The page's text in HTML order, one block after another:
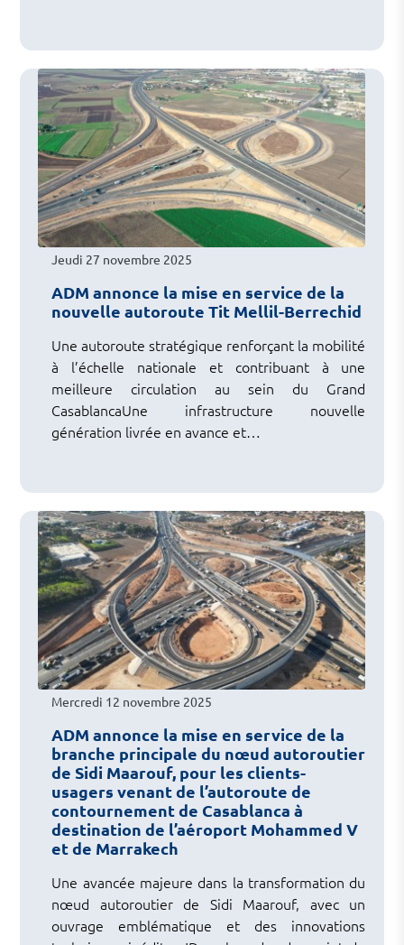
Jeudi 27 novembre 2025
ADM annonce la mise en service de la
nouvelle autoroute Tit Mellil-Berrechid
Une autoroute stratégique renforçant la mobilité
à l’échelle nationale et contribuant à une
meilleure circulation au sein du Grand
CasablancaUne infrastructure nouvelle
génération livrée en avance et…
Mercredi 12 novembre 2025
ADM annonce la mise en service de la
branche principale du nœud autoroutier
de Sidi Maarouf, pour les clients-
usagers venant de l’autoroute de
contournement de Casablanca à
destination de l’aéroport Mohammed V
et de Marrakech
Une avancée majeure dans la transformation du
nœud autoroutier de Sidi Maarouf, avec un
ouvrage emblématique et des innovations